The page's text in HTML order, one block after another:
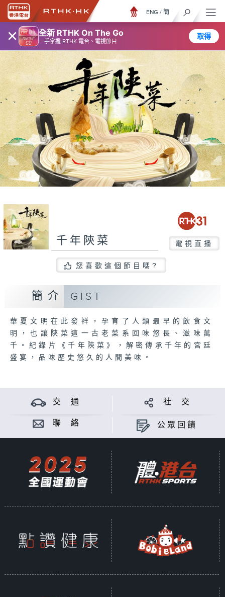
× 全新 RTHK On The Go
一手掌握 RTHK 電台、電視節目
取得
ENG / 簡
千年陝菜 電視直播
您喜歡這個節目嗎?
簡介 GIST
華夏文明在此發祥，孕育了人類最早的飲食文
明，也讓陝菜這一古老菜系回味悠長、滋味萬
千。紀錄片《千年陝菜》，解密傳承千年的宮廷
盛宴，品味歷史悠久的人間美味。
交 通 社 交
聯 絡 公眾回饋